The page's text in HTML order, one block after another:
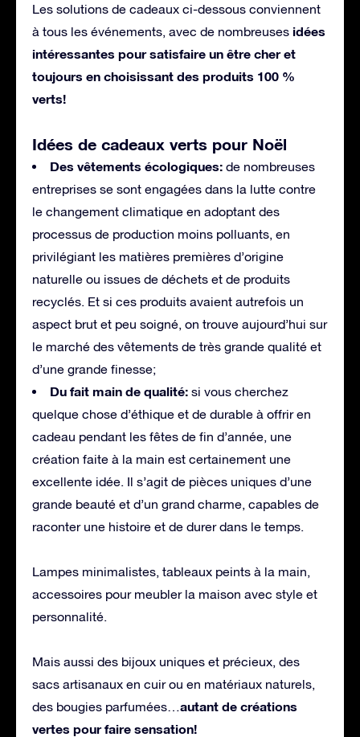
Les solutions de cadeaux ci-dessous conviennent
à tous les événements, avec de nombreuses idées
intéressantes pour satisfaire un être cher et
toujours en choisissant des produits 100 %
verts!
Idées de cadeaux verts pour Noël
Des vêtements écologiques: de nombreuses
entreprises se sont engagées dans la lutte contre
le changement climatique en adoptant des
processus de production moins polluants, en
privilégiant les matières premières d’origine
naturelle ou issues de déchets et de produits
recyclés. Et si ces produits avaient autrefois un
aspect brut et peu soigné, on trouve aujourd’hui sur
le marché des vêtements de très grande qualité et
d’une grande finesse;
Du fait main de qualité: si vous cherchez
quelque chose d’éthique et de durable à offrir en
cadeau pendant les fêtes de fin d’année, une
création faite à la main est certainement une
excellente idée. Il s’agit de pièces uniques d’une
grande beauté et d’un grand charme, capables de
raconter une histoire et de durer dans le temps.
Lampes minimalistes, tableaux peints à la main,
accessoires pour meubler la maison avec style et
personnalité.
Mais aussi des bijoux uniques et précieux, des
sacs artisanaux en cuir ou en matériaux naturels,
des bougies parfumées…autant de créations
vertes pour faire sensation!